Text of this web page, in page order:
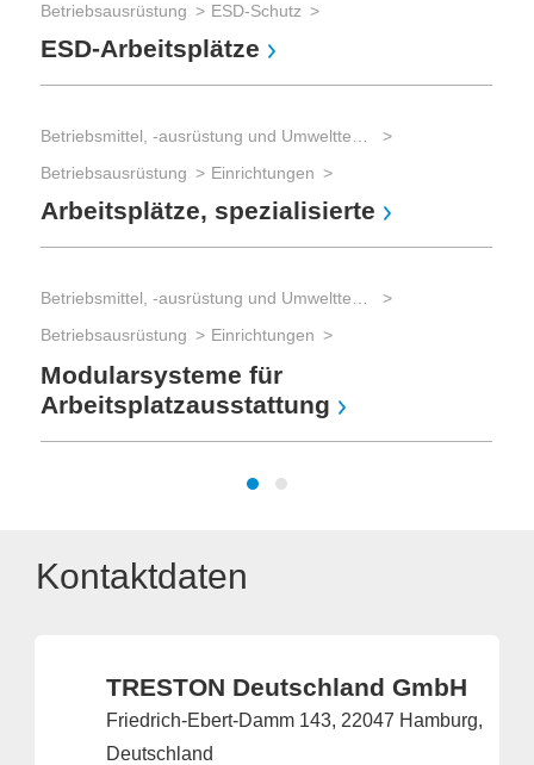
Betriebsausrüstung
ESD-Schutz
ESD-Arbeitsplätze
Betriebsausrüstung
Einrichtungen
Arbeitsplätze, spezialisierte
Betriebsausrüstung
Einrichtungen
Modularsysteme für
Arbeitsplatzausstattung
Kontaktdaten
TRESTON Deutschland GmbH
Friedrich-Ebert-Damm 143, 22047 Hamburg,
Deutschland